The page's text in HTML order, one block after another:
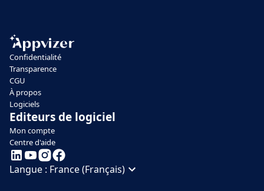
Confidentialité
Transparence
CGU
À propos
Logiciels
Editeurs de logiciel
Mon compte
Centre d'aide
Langue : France (Français)